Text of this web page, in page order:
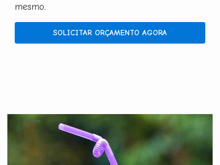
mesmo.
SOLICITAR ORÇAMENTO AGORA